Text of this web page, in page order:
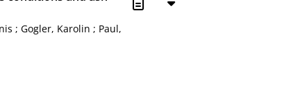
;Gogler, Karolin ; Paul,